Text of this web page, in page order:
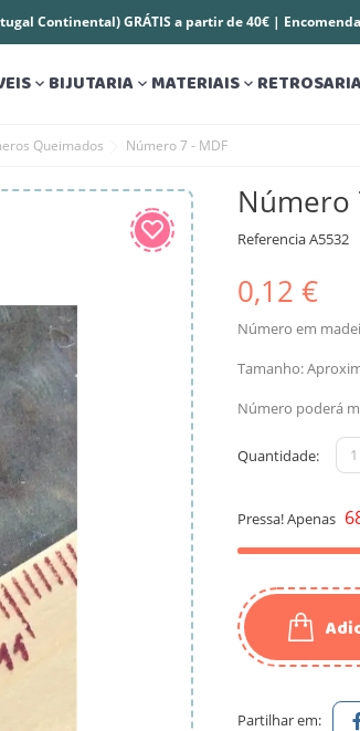
Continental) GRÁTIS a partir de 40€ |
 BIJUTARIA MATERIAIS
Queimados Número 7 - MDF
Número
ReferenciaA5532
0,12 €
Número em
Tamanho:
Número poderá
Quantidade:
Pressa! Apenas
Partilhar em: